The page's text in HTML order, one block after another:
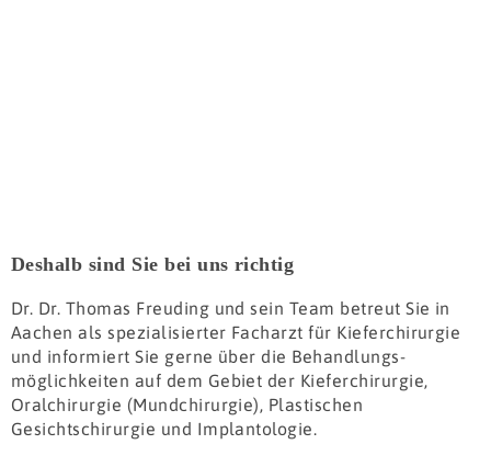
Die zahnärztliche Mund-, Kiefer- und Gesichts-Chirurgie umfasst ein breites
von Implantaten …
MEHR
Deshalb sind Sie bei uns richtig
Dr. Dr. Thomas Freuding und sein Team betreut Sie in
Aachen als spezialisierter Facharzt für Kieferchirurgie
und informiert Sie gerne über die Behandlungs­
möglichkeiten auf dem Gebiet der Kieferchirurgie,
Oralchirurgie (Mundchirurgie), Plastischen
Gesichtschirurgie und Implantologie.